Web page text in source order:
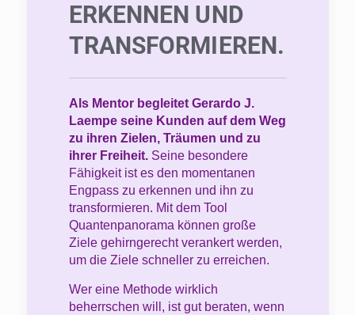
ERKENNEN UND
TRANSFORMIEREN.
Als Mentor begleitet Gerardo J.
Laempe seine Kunden auf dem Weg
zu ihren Zielen, Träumen und zu
ihrer Freiheit.Seine besondere
Fähigkeit ist es den momentanen
Engpass zu erkennen und ihn zu
transformieren. Mit dem Tool
Quantenpanorama können große
Ziele gehirngerecht verankert werden,
um die Ziele schneller zu erreichen.
Wer eine Methode wirklich
beherrschen will, ist gut beraten, wenn